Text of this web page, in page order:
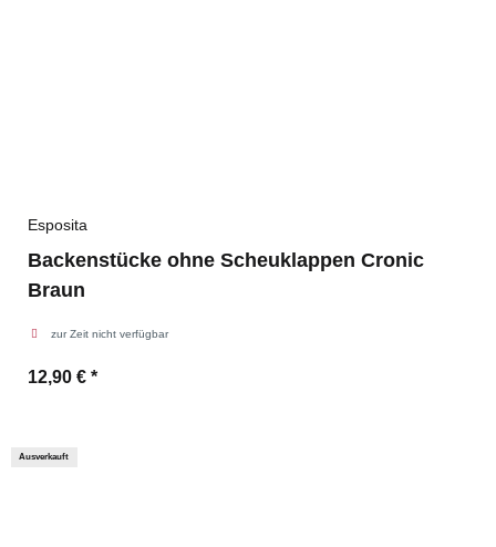
Esposita
Backenstücke ohne Scheuklappen Cronic
Braun
zur Zeit nicht verfügbar
12,90 € *
Ausverkauft